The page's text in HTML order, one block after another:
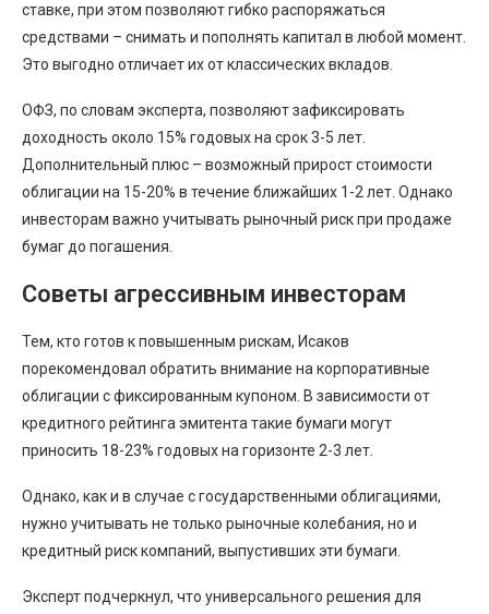
ставке, при этом позволяют гибко распоряжаться
средствами – снимать и пополнять капитал в любой момент.
Это выгодно отличает их от классических вкладов.
ОФЗ, по словам эксперта, позволяют зафиксировать
доходность около 15% годовых на срок 3-5 лет.
Дополнительный плюс – возможный прирост стоимости
облигации на 15-20% в течение ближайших 1-2 лет. Однако
инвесторам важно учитывать рыночный риск при продаже
бумаг до погашения.
Советы агрессивным инвесторам
Тем, кто готов к повышенным рискам, Исаков
порекомендовал обратить внимание на корпоративные
облигации с фиксированным купоном. В зависимости от
кредитного рейтинга эмитента такие бумаги могут
приносить 18-23% годовых на горизонте 2-3 лет.
Однако, как и в случае с государственными облигациями,
нужно учитывать не только рыночные колебания, но и
кредитный риск компаний, выпустивших эти бумаги.
Эксперт подчеркнул, что универсального решения для